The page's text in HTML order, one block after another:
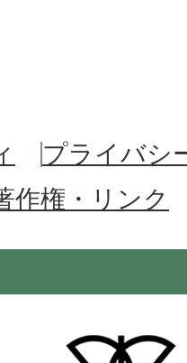
プライバシ
作権・リンク